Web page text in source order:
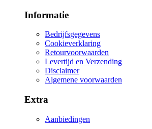
Informatie
Bedrijfsgegevens
Cookieverklaring
Retourvoorwaarden
Levertijd en Verzending
Disclaimer
Algemene voorwaarden
Extra
Aanbiedingen